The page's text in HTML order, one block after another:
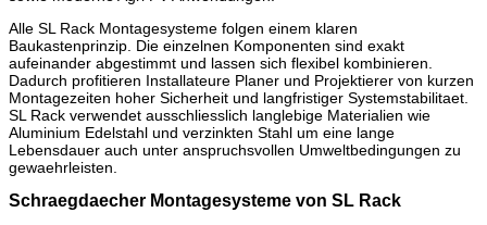
Alle SL Rack Montagesysteme folgen einem klaren
Baukastenprinzip. Die einzelnen Komponenten sind exakt
aufeinander abgestimmt und lassen sich flexibel kombinieren.
Dadurch profitieren Installateure Planer und Projektierer von kurzen
Montagezeiten hoher Sicherheit und langfristiger Systemstabilitaet.
SL Rack verwendet ausschliesslich langlebige Materialien wie
Aluminium Edelstahl und verzinkten Stahl um eine lange
Lebensdauer auch unter anspruchsvollen Umweltbedingungen zu
gewaehrleisten.
Schraegdaecher Montagesysteme von SL Rack